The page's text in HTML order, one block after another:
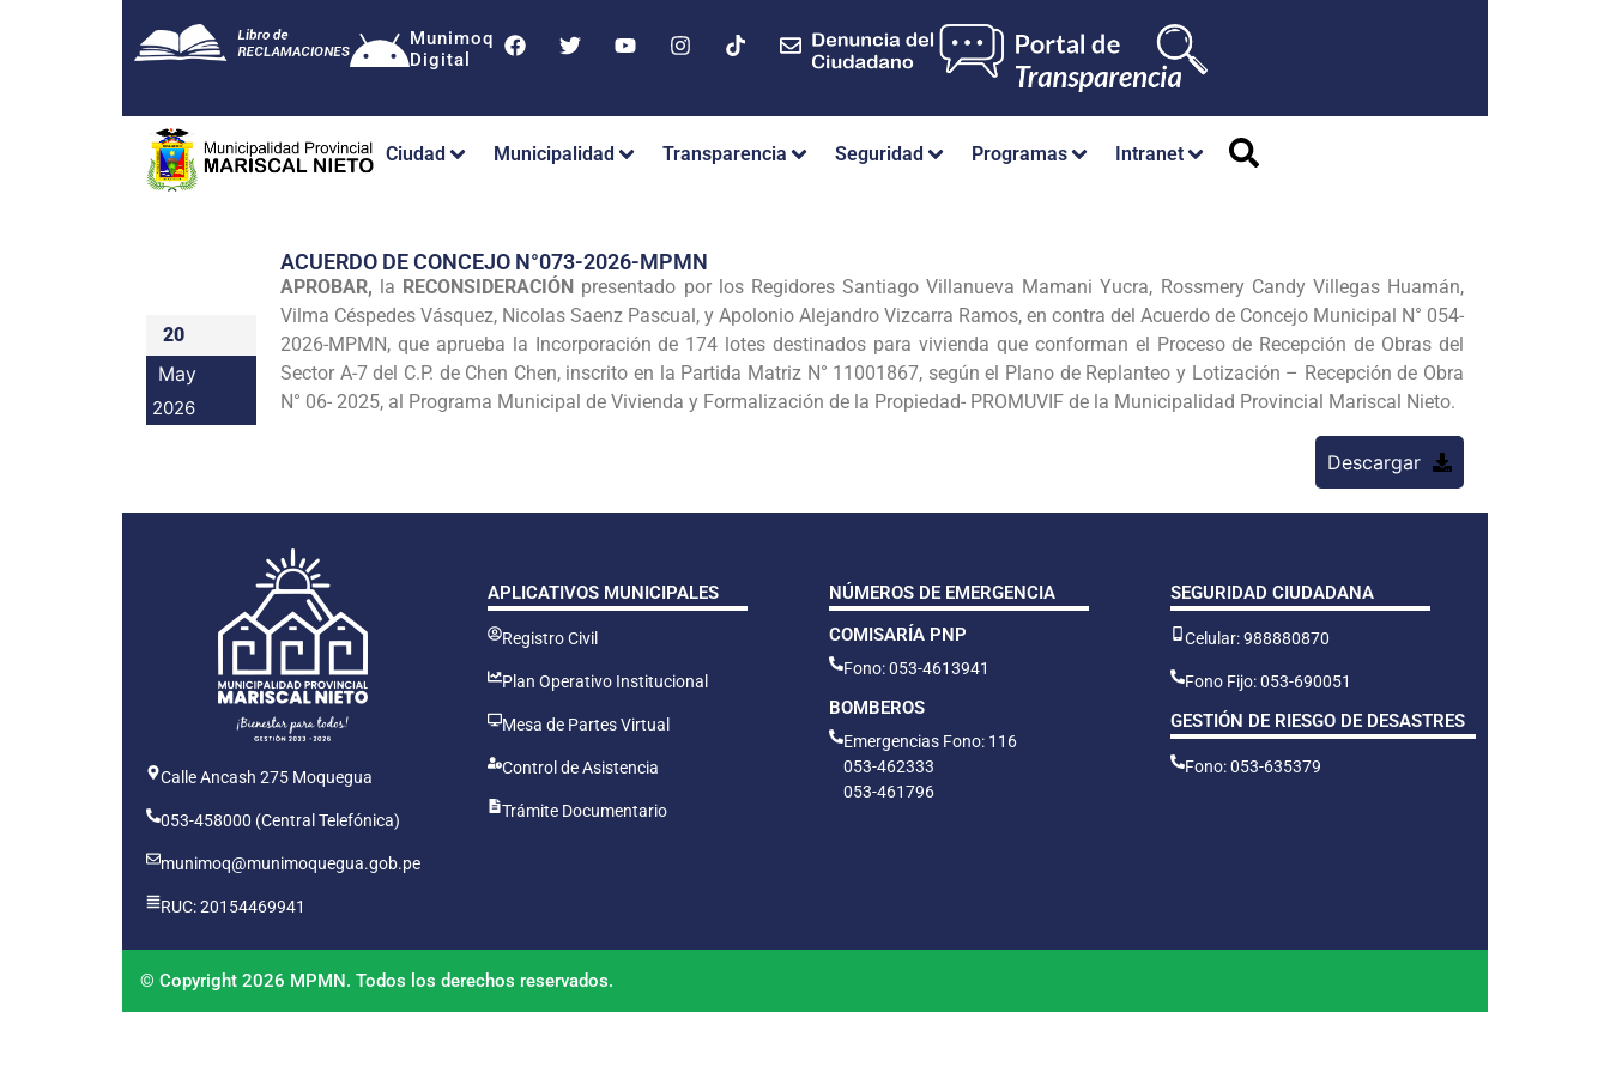
Munimoq
Digital
Ciudad Municipalidad Transparencia Seguridad Programas Intranet
20
May
2026
ACUERDO DE CONCEJO N°073-2026-MPMN
APROBAR, la RECONSIDERACIÓN presentado por los Regidores Santiago Villanueva Mamani Yucra, Rossmery Candy Villegas Huamán,
Vilma Céspedes Vásquez, Nicolas Saenz Pascual, y Apolonio Alejandro Vizcarra Ramos, en contra del Acuerdo de Concejo Municipal N° 054-
2026-MPMN, que aprueba la Incorporación de 174 lotes destinados para vivienda que conforman el Proceso de Recepción de Obras del
Sector A-7 del C.P. de Chen Chen, inscrito en la Partida Matriz N° 11001867, según el Plano de Replanteo y Lotización – Recepción de Obra
N° 06- 2025, al Programa Municipal de Vivienda y Formalización de la Propiedad- PROMUVIF de la Municipalidad Provincial Mariscal Nieto.
Descargar
Calle Ancash 275 Moquegua
053-458000 (Central Telefónica)
munimoq@munimoquegua.gob.pe
RUC: 20154469941
APLICATIVOS MUNICIPALES
Registro Civil
Plan Operativo Institucional
Mesa de Partes Virtual
Control de Asistencia
Trámite Documentario
NÚMEROS DE EMERGENCIA
COMISARÍA PNP
Fono: 053-4613941
BOMBEROS
Emergencias Fono: 116
053-462333
053-461796
SEGURIDAD CIUDADANA
Celular: 988880870
Fono Fijo: 053-690051
GESTIÓN DE RIESGO DE DESASTRES
Fono: 053-635379
© Copyright 2026 MPMN. Todos los derechos reservados.